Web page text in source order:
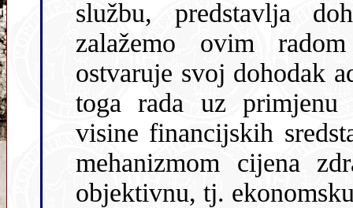
službu, predstavlja dohodak zdravstvene
zalažemo ovim
ostvaruje svoj dohodak
toga rada uz primjenu objektivnih mjerila za određivanje
visine financijskih sredstava, a to se može
mehanizmom cijena
objektivnu, tj.